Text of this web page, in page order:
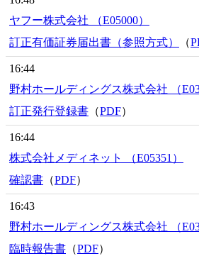
ヤフー株式会社 （E05000）
訂正有価証券届出書（参照方式）
（
16:44
野村ホールディングス株式会社 （
訂正発行登録書 （PDF）
16:44
株式会社メディネット （E05351）
確認書 （PDF）
16:43
野村ホールディングス株式会社 （
臨時報告書 （PDF）